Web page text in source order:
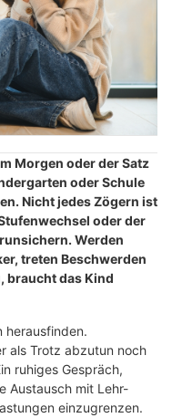
Morgen oder der Satz
oder Schule
Nicht jedes Zögern ist
oder der
Werden
treten Beschwerden
braucht das Kind
herausfinden.
als Trotz abzutun noch
ruhiges Gespräch,
Austausch mit Lehr-
einzugrenzen.